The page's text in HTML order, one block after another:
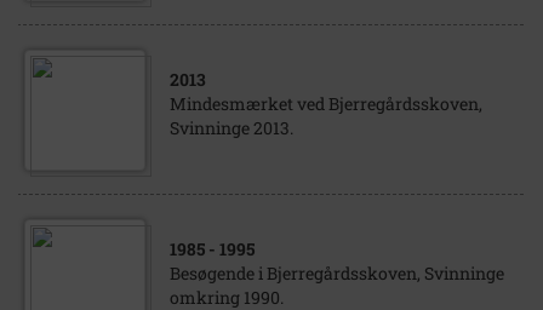
2013
Mindesmærket ved Bjerregårdsskoven,
Svinninge 2013.
1985 - 1995
Besøgende i Bjerregårdsskoven, Svinninge
omkring 1990.